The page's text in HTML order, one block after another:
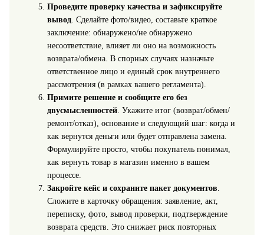
Проведите проверку качества и зафиксируйте
вывод. Сделайте фото/видео, составьте краткое
заключение: обнаружено/не обнаружено
несоответствие, влияет ли оно на возможность
возврата/обмена. В спорных случаях назначьте
ответственное лицо и единый срок внутреннего
рассмотрения (в рамках вашего регламента).
Примите решение и сообщите его без
двусмысленностей. Укажите итог (возврат/обмен/
ремонт/отказ), основание и следующий шаг: когда и
как вернутся деньги или будет отправлена замена.
Формулируйте просто, чтобы покупатель понимал,
как вернуть товар в магазин именно в вашем
процессе.
Закройте кейс и сохраните пакет документов.
Сложите в карточку обращения: заявление, акт,
переписку, фото, вывод проверки, подтверждение
возврата средств. Это снижает риск повторных